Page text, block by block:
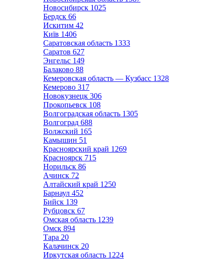
Новосибирск 1025
Бердск 66
Искитим 42
Київ 1406
Саратовская область 1333
Саратов 627
Энгельс 149
Балаково 88
Кемеровская область — Кузбасс 1328
Кемерово 317
Новокузнецк 306
Прокопьевск 108
Волгоградская область 1305
Волгоград 688
Волжский 165
Камышин 51
Красноярский край 1269
Красноярск 715
Норильск 86
Ачинск 72
Алтайский край 1250
Барнаул 452
Бийск 139
Рубцовск 67
Омская область 1239
Омск 894
Тара 20
Калачинск 20
Иркутская область 1224